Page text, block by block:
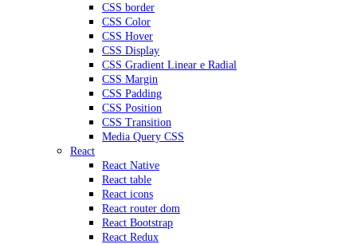
CSS border
CSS Color
CSS Hover
CSS Display
CSS Gradient Linear e Radial
CSS Margin
CSS Padding
CSS Position
CSS Transition
Media Query CSS
React
React Native
React table
React icons
React router dom
React Bootstrap
React Redux